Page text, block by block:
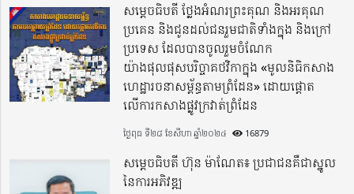
សម្តេចធិបតី ថ្លែងអំណរព្រះគុណ និងអរគុណ
ប្រគេន និងជូនដល់ជនរួមជាតិទាំងក្នុង​ និងក្រៅ
ប្រទេស​ ដែលបានចូលរួមចំណែក
យ៉ាងផុលផុសបរិច្ចាគថវិកាក្នុង «មូលនិធិកសាង
ហេដ្ឋារចនាសម្ព័ន្ធតាមព្រំដែន» ដោយផ្ដោត
លើការកសាងផ្លូវក្រវាត់ព្រំដែន
ថ្ងៃពុធ ទី២៨ ខែសីហា ឆ្នាំ២០២៤ 16879
សម្តេចធិបតី ហ៊ុន ម៉ាណែត៖ ប្រជាជនគឺជាស្នូល
នៃការអភិវឌ្ឍ